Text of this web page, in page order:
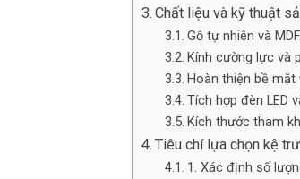
Chất liệu và kỹ thuật
Gỗ tự nhiên và
Kính cường lực và
Hoàn thiện bề mặt
Tích hợp đèn LED
Kích thước tham
Tiêu chí lựa chọn kệ
1. Xác định số